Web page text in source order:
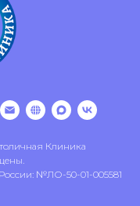
Клиника
№ЛО-50-01-005581